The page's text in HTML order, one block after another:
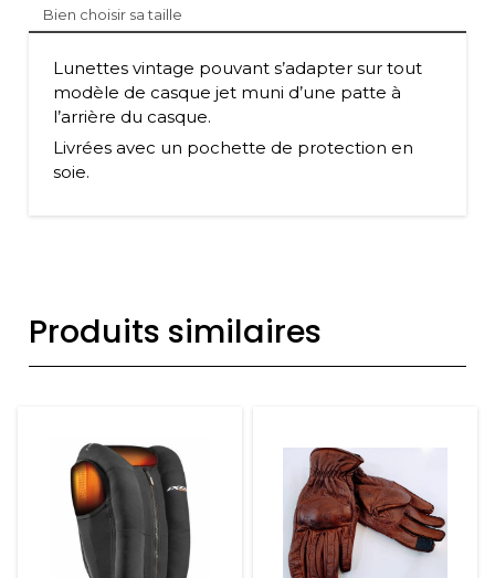
Bien choisir sa taille
Lunettes vintage pouvant s’adapter sur tout
modèle de casque jet muni d’une patte à
l’arrière du casque.
Livrées avec un pochette de protection en
soie.
Produits similaires